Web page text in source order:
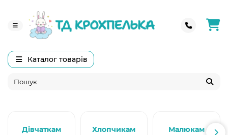
Каталог товарів
Дівчаткам Хлопчикам Малюкам